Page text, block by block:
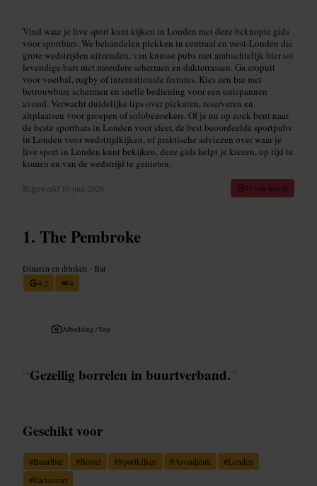
Vind waar je live sport kunt kijken in Londen met deze beknopte gids
voor sportbars. We behandelen plekken in centraal en west-Londen die
grote wedstrijden uitzenden, van knusse pubs met ambachtelijk bier tot
levendige bars met meerdere schermen en dakterrassen. Ga eropuit
voor voetbal, rugby of internationale fixtures. Kies een bar met
betrouwbare schermen en snelle bediening voor een ontspannen
avond. Verwacht duidelijke tips over piekuren, reserveren en
zitplaatsen voor groepen of solobezoekers. Of je nu op zoek bent naar
de beste sportbars in Londen voor sfeer, de best beoordeelde sportpubs
in Londen voor wedstrijdkijken, of praktische adviezen over waar je
live sport in Londen kunt bekijken, deze gids helpt je kiezen, op tijd te
komen en van de wedstrijd te genieten.
Bijgewerkt 10 juni 2026 11 min leestijd
The Pembroke
Dineren en drinken • Bar
4,2
4
Afbeelding /Yelp
“Gezellig borrelen in buurtverband.”
Geschikt voor
#Buurtbar #Borrel #Sportkijken #Avondjeuit #Londen
#Earlscourt